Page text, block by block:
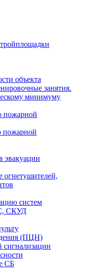
объекта
занятия.
минимуму
пожарной
пожарной
эвакуации
огнетушителей,
систем
СКУД
(ПЦН)
СБ